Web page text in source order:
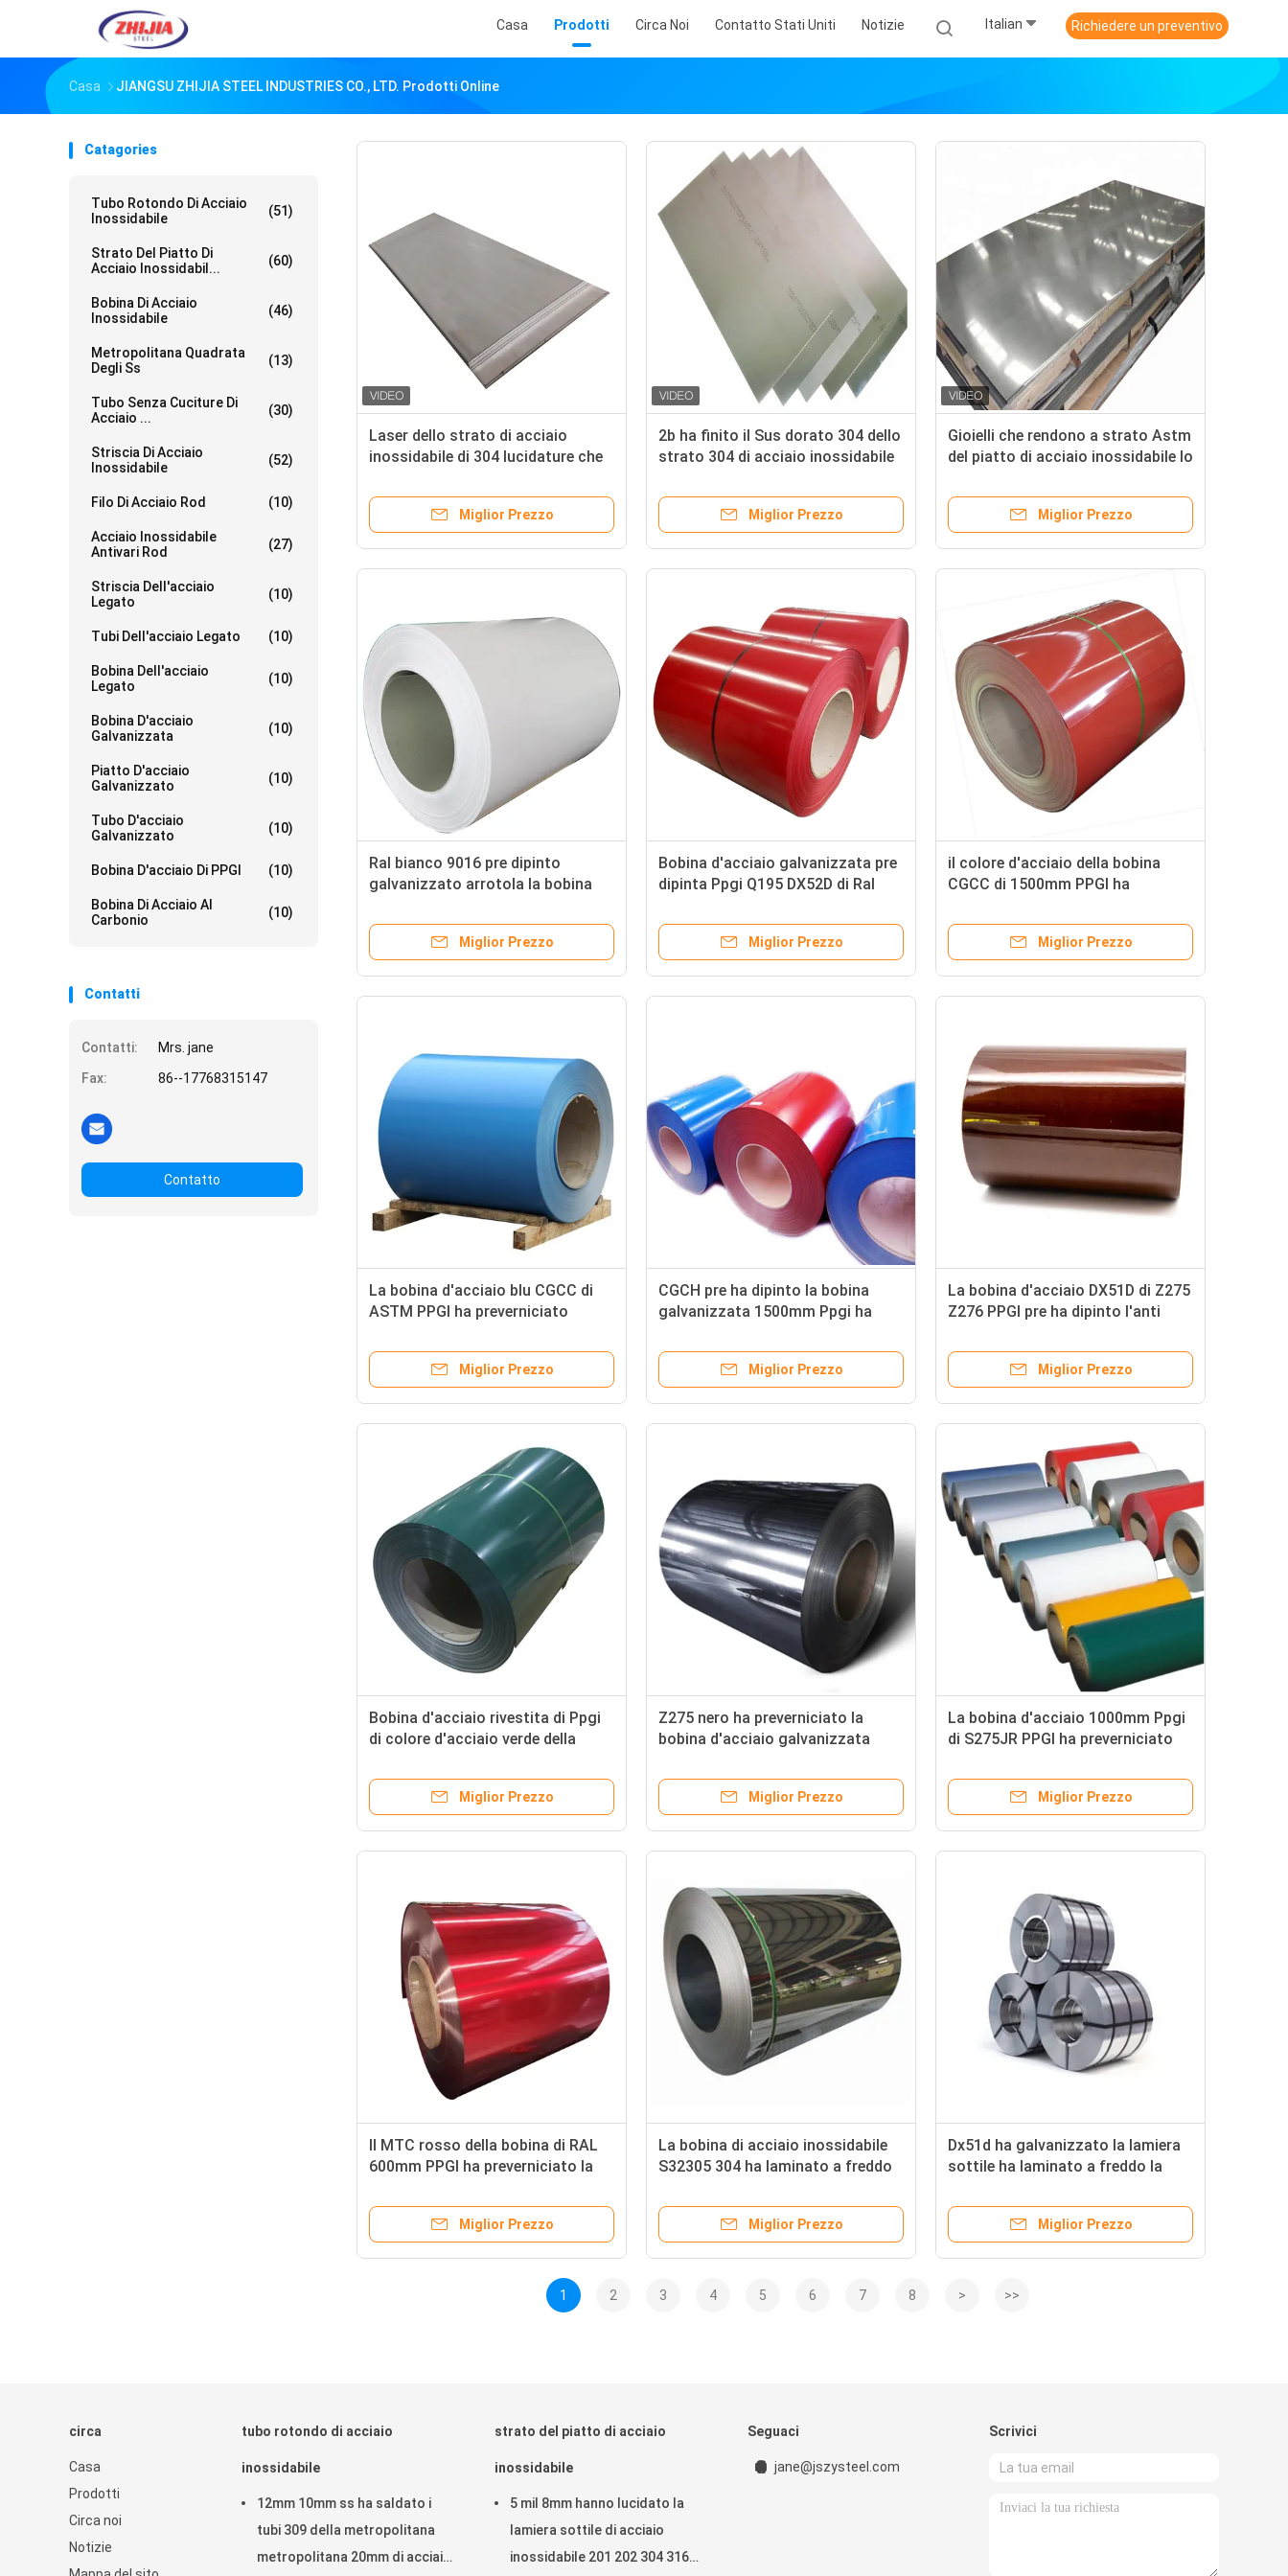
Casa Prodotti Circa Noi Contatto Stati Uniti Notizie Italian Richiedere un preventivo
Casa JIANGSU ZHIJIA STEEL INDUSTRIES CO., LTD. Prodotti Online
Catagories
Tubo Rotondo Di Acciaio
Inossidabile
(51)
Strato Del Piatto Di
Acciaio Inossidabil...
(60)
Bobina Di Acciaio
Inossidabile
(46)
Metropolitana Quadrata
Degli Ss
(13)
Tubo Senza Cuciture Di
Acciaio ...
(30)
Striscia Di Acciaio
Inossidabile
(52)
Filo Di Acciaio Rod (10)
Acciaio Inossidabile
Antivari Rod
(27)
Striscia Dell'acciaio
Legato
(10)
Tubi Dell'acciaio Legato (10)
Bobina Dell'acciaio
Legato
(10)
Bobina D'acciaio
Galvanizzata
(10)
Piatto D'acciaio
Galvanizzato
(10)
Tubo D'acciaio
Galvanizzato
(10)
Bobina D'acciaio Di PPGI (10)
Bobina Di Acciaio Al
Carbonio
(10)
Contatti
Contatti:
Mrs. jane
Fax:
86--17768315147
Contatto
Laser dello strato di acciaio
inossidabile di 304 lucidature che
316 410 430
Miglior Prezzo
2b ha finito il Sus dorato 304 dello
strato 304 di acciaio inossidabile
piatto di acciaio inossidabile
Miglior Prezzo
Gioielli che rendono a strato Astm
del piatto di acciaio inossidabile lo
inossidabile per Ktv
Miglior Prezzo
Ral bianco 9016 pre dipinto
galvanizzato arrotola la bobina
Miglior Prezzo
Bobina d'acciaio galvanizzata pre
dipinta Ppgi Q195 DX52D di Ral
Miglior Prezzo
il colore d'acciaio della bobina
CGCC di 1500mm PPGI ha
galvanizzato
Miglior Prezzo
La bobina d'acciaio blu CGCC di
ASTM PPGI ha preverniciato
Saldatura
Miglior Prezzo
CGCH pre ha dipinto la bobina
galvanizzata 1500mm Ppgi ha
caldo
Miglior Prezzo
La bobina d'acciaio DX51D di Z275
Z276 PPGI pre ha dipinto l'anti
Miglior Prezzo
Bobina d'acciaio rivestita di Ppgi
di colore d'acciaio verde della
Z150
Miglior Prezzo
Z275 nero ha preverniciato la
bobina d'acciaio galvanizzata
d'acciaio
Miglior Prezzo
La bobina d'acciaio 1000mm Ppgi
di S275JR PPGI ha preverniciato
Miglior Prezzo
Il MTC rosso della bobina di RAL
600mm PPGI ha preverniciato la
Miglior Prezzo
La bobina di acciaio inossidabile
S32305 304 ha laminato a freddo
dello specchio
Miglior Prezzo
Dx51d ha galvanizzato la lamiera
sottile ha laminato a freddo la
inossidabile
Miglior Prezzo
1 2 3 4 5 6 7 8 > >>
circa
Casa
Prodotti
Circa noi
Notizie
tubo rotondo di acciaio
inossidabile
12mm 10mm ss ha saldato i
tubi 309 della metropolitana
metropolitana 20mm di acciaio
strato del piatto di acciaio
inossidabile
5 mil 8mm hanno lucidato la
lamiera sottile di acciaio
inossidabile 201 202 304 316
Seguaci
jane@jszysteel.com
Scrivici